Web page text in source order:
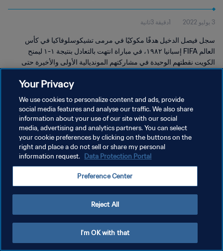
3 يوليو 2022 1دقيقة 3ثانية
سجل فيصل الدخيل هدفًا مكوكيًا في مرمى تشيكوسلوفاكيا في كأس
العالم FIFA إسبانيا ١٩٨٢، في مباراة انتهت بالتعادل بنتيجة ١-١ ليمنح
الكويت نقطتهم الوحيدة في مشاركتهم المونديالية الأولى والأخيرة حتى
سياسة الخصوصية
حقوق النشر والطبع والتأليف © ١٩٩٤ - ٢٠٢٦ FIFA. جميع الحقوق محفوظة.
Your Privacy
We use cookies to personalize content and ads, provide
social media features and analyse our traffic. We also share
information about your use of our site with our social
media, advertising and analytics partners. You can select
your cookie preferences by clicking on the buttons on the
right and place a do not sell or share my personal
information request. Data Protection Portal
Preference Center
Reject All
I'm OK with that